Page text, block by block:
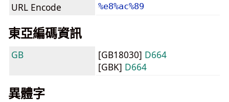
URL Encode %e8%ac%89
東亞編碼資訊
GB [GB18030] D664
[GBK] D664
異體字